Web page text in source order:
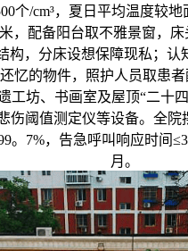
个/cm³，夏日平均温度较
，配备阳台取不雅景窗，
构，分床设想保障现私；
忆的物件，照护人员取患
工坊、书画室及屋顶“二十
伤阈值测定仪等设备。全
。7%，告急呼叫响应时间
月。